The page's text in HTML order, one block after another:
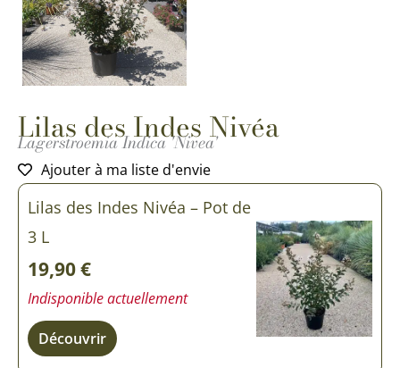
Lilas des Indes Nivéa
Lagerstroemia Indica 'Nivea'
Ajouter à ma liste d'envie
Lilas des Indes Nivéa – Pot de
3 L
19,90€
Indisponible actuellement
Découvrir
de
Indes
Nivéa